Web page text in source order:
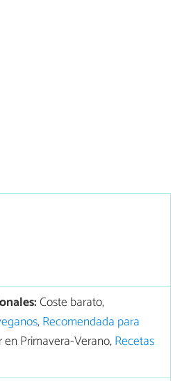
Coste barato,
,Recomendada para
en Primavera-Verano,Recetas